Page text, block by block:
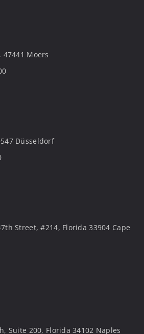
Moers
Düsseldorf
Street, #214, Florida 33904 Cape
Suite 200, Florida 34102 Naples